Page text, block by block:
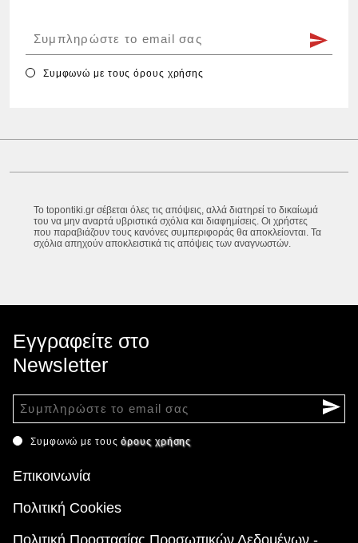
Συμφωνώ με τουςόρους χρήσης
Το topontiki.gr σέβεται όλες τις απόψεις, αλλά διατηρεί το δικαίωμά
του να μην αναρτά υβριστικά σχόλια και διαφημίσεις. Οι χρήστες
που παραβιάζουν τους κανόνες συμπεριφοράς θα αποκλείονται. Τα
σχόλια απηχούν αποκλειστικά τις απόψεις των αναγνωστών.
Εγγραφείτε στο
Newsletter
Συμφωνώ με τουςόρους χρήσης
Επικοινωνία
Πολιτική Cookies
Πολιτική Προστασίας Προσωπικών Δεδομένων -